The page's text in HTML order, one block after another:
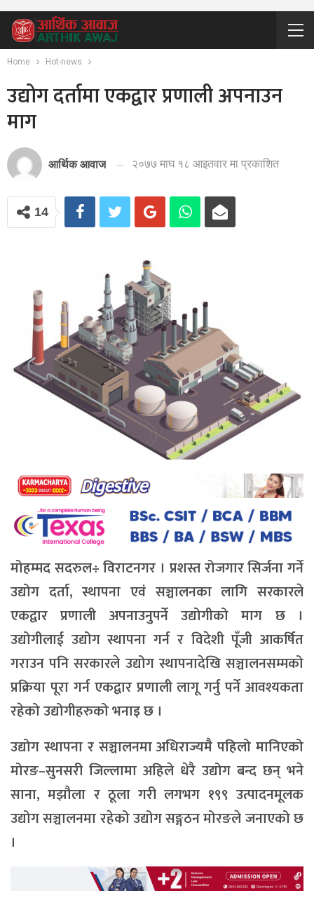
Home Hot-news
उद्योग दर्तामा एकद्वार प्रणाली अपनाउन
माग
आर्थिक आवाज २०७७ माघ १८ आइतवार मा प्रकाशित
14
मोहम्मद सदरुल÷ विराटनगर । प्रशस्त रोजगार सिर्जना गर्ने
उद्योग दर्ता, स्थापना एवं सञ्चालनका लागि सरकारले
एकद्वार प्रणाली अपनाउनुपर्ने उद्योगीको माग छ ।
उद्योगीलाई उद्योग स्थापना गर्न र विदेशी पूँजी आकर्षित
गराउन पनि सरकारले उद्योग स्थापनादेखि सञ्चालनसम्मको
प्रक्रिया पूरा गर्न एकद्वार प्रणाली लागू गर्नु पर्ने आवश्यकता
रहेको उद्योगीहरुको भनाइ छ ।
उद्योग स्थापना र सञ्चालनमा अधिराज्यमै पहिलो मानिएको
मोरङ–सुनसरी जिल्लामा अहिले धेरै उद्योग बन्द छन् भने
साना, मझौला र ठूला गरी लगभग १९९ उत्पादनमूलक
उद्योग सञ्चालनमा रहेको उद्योग सङ्गठन मोरङले जनाएको छ
।